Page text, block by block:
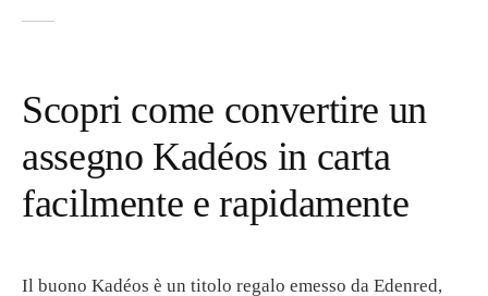
Scopri come convertire un
assegno Kadéos in carta
facilmente e rapidamente
Il buono Kadéos è un titolo regalo emesso da Edenred,